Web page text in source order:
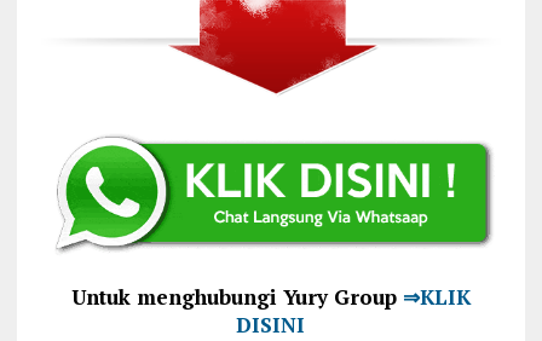
Untuk menghubungi Yury Group⇒KLIK
DISINI